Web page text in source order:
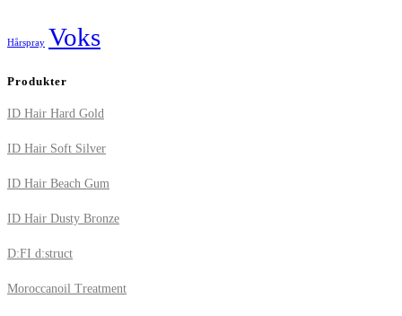
Hårspray Voks
Produkter
ID Hair Hard Gold
ID Hair Soft Silver
ID Hair Beach Gum
ID Hair Dusty Bronze
D:FI d:struct
Moroccanoil Treatment